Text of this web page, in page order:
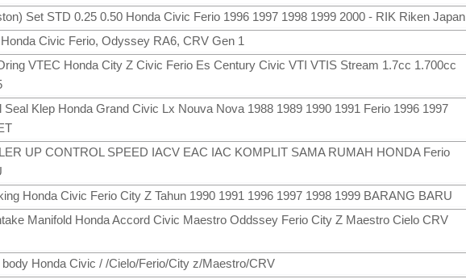
Set STD 0.25 0.50 Honda Civic Ferio 1996 1997 1998 1999 2000 - RIK Riken Japan
Civic Ferio, Odyssey RA6, CRV Gen 1
VTEC Honda City Z Civic Ferio Es Century Civic VTI VTIS Stream 1.7cc 1.700cc
Seal Klep Honda Grand Civic Lx Nouva Nova 1988 1989 1990 1991 Ferio 1996 1997
UP CONTROL SPEED IACV EAC IAC KOMPLIT SAMA RUMAH HONDA Ferio
Honda Civic Ferio City Z Tahun 1990 1991 1996 1997 1998 1999 BARANG BARU
Manifold Honda Accord Civic Maestro Oddssey Ferio City Z Maestro Cielo CRV
Honda Civic / /Cielo/Ferio/City z/Maestro/CRV